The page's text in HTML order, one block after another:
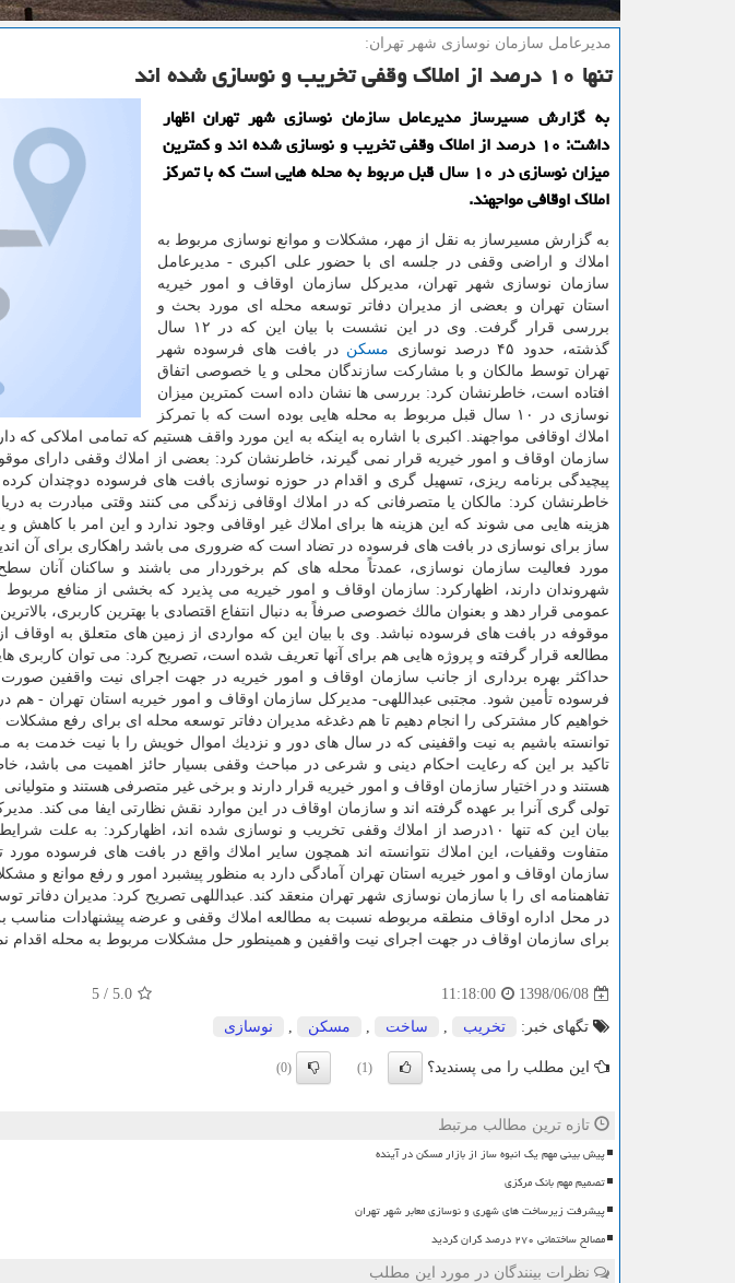
مدیرعامل سازمان نوسازی شهر تهران:
تنها ۱۰ درصد از املاك وقفی تخریب و نوسازی شده اند
به گزارش مسیرساز مدیرعامل سازمان نوسازی شهر تهران اظهار
داشت: ۱۰ درصد از املاك وقفی تخریب و نوسازی شده اند و كمترین
میزان نوسازی در ۱۰ سال قبل مربوط به محله هایی است كه با تمركز
املاك اوقافی مواجهند.
به گزارش مسیرساز به نقل از مهر، مشكلات و موانع نوسازی مربوط به
املاك و اراضی وقفی در جلسه ای با حضور علی اكبری - مدیرعامل
سازمان نوسازی شهر تهران، مدیركل سازمان اوقاف و امور خیریه
استان تهران و بعضی از مدیران دفاتر توسعه محله ای مورد بحث و
بررسی قرار گرفت. وی در این نشست با بیان این كه در ۱۲ سال
گذشته، حدود ۴۵ درصد نوسازی
مسكن در بافت های فرسوده شهر
تهران توسط مالكان و با مشاركت سازندگان محلی و یا خصوصی اتفاق
افتاده است، خاطرنشان كرد: بررسی ها نشان داده است كمترین میزان
نوسازی در ۱۰ سال قبل مربوط به محله هایی بوده است كه با تمركز
املاك اوقافی مواجهند. اكبری با اشاره به اینكه به این مورد واقف هستیم كه تمامی املاكی
سازمان اوقاف و امور خیریه قرار نمی گیرند، خاطرنشان كرد: بعضی از املاك وقفی دارای
پیچیدگی برنامه ریزی، تسهیل گری و اقدام در حوزه نوسازی بافت های فرسوده دوچندان
خاطرنشان كرد: مالكان یا متصرفانی كه در املاك اوقافی زندگی می كنند وقتی مبادرت به
هزینه هایی می شوند كه این هزینه ها برای املاك غیر اوقافی وجود ندارد و این امر با كاهش و
ساز برای نوسازی در بافت های فرسوده در تضاد است كه ضروری می باشد راهكاری برای آن
مورد فعالیت سازمان نوسازی، عمدتاً محله های كم برخوردار می باشند و ساكنان آنان
شهروندان دارند، اظهاركرد: سازمان اوقاف و امور خیریه می پذیرد كه بخشی از منافع
عمومی قرار دهد و بعنوان مالك خصوصی صرفاً به دنبال انتفاع اقتصادی با بهترین كاربری،
موقوفه در بافت های فرسوده نباشد. وی با بیان این كه مواردی از زمین های متعلق به اوقاف
مطالعه قرار گرفته و پروژه هایی هم برای آنها تعریف شده است، تصریح كرد: می توان كاربری
حداكثر بهره برداری از جانب سازمان اوقاف و امور خیریه در جهت اجرای نیت واقفین
فرسوده تأمین شود. مجتبی عبداللهی- مدیركل سازمان اوقاف و امور خیریه استان تهران -
خواهیم كار مشتركی را انجام دهیم تا هم دغدغه مدیران دفاتر توسعه محله ای برای رفع
توانسته باشیم به نیت واقفینی كه در سال های دور و نزدیك اموال خویش را با نیت خدمت به
تاكید بر این كه رعایت احكام دینی و شرعی در مباحث وقفی بسیار حائز اهمیت می باشد،
هستند و در اختیار سازمان اوقاف و امور خیریه قرار دارند و برخی غیر متصرفی هستند و
تولی گری آنرا بر عهده گرفته اند و سازمان اوقاف در این موارد نقش نظارتی ایفا می كند.
بیان این كه تنها ۱۰درصد از املاك وقفی تخریب و نوسازی شده اند، اظهاركرد:
متفاوت وقفیات، این املاك نتوانسته اند همچون سایر املاك واقع در بافت های فرسوده
سازمان اوقاف و امور خیریه استان تهران آمادگی دارد به منظور پیشبرد امور و رفع موانع و
تفاهمنامه ای را با سازمان نوسازی شهر تهران منعقد كند. عبداللهی تصریح كرد: مدیران دفاتر
در محل اداره اوقاف منطقه مربوطه نسبت به مطالعه املاك وقفی و عرضه پیشنهادات مناسب
برای سازمان اوقاف در جهت اجرای نیت واقفین و همینطور حل مشكلات مربوط به محله اقدام
1398/06/08
11:18:00
5.0
/
5
تگهای خبر: تخریب , ساخت , مسكن , نوسازی
این مطلب را می پسندید؟ (1)
(0)
تازه ترین مطالب مرتبط
پیش بینی مهم یک انبوه ساز از بازار مسکن در آینده
تصمیم مهم بانک مرکزی
پیشرفت زیرساخت های شهری و نوسازی معابر شهر تهران
مصالح ساختمانی ۲۷۰ درصد گران گردید
نظرات بینندگان در مورد این مطلب